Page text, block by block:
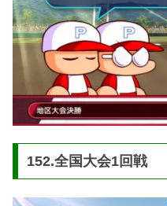
152.全国大会1回戦